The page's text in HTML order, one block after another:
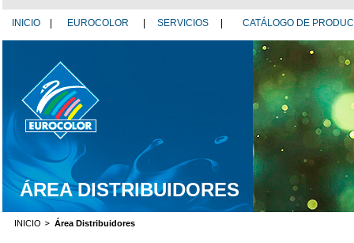
INICIO EUROCOLOR SERVICIOS CATÁLOGO DE
ÁREA DISTRIBUIDORES
INICIO Área Distribuidores